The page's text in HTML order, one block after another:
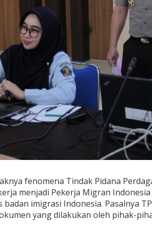
fenomena Tindak Pidana
menjadi Pekerja Migran Indonesia
imigrasi Indonesia. Pasalnya
yang dilakukan oleh pihak-